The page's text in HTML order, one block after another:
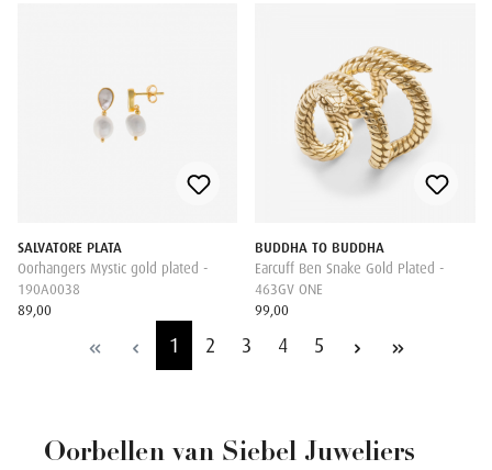
SALVATORE PLATA
Oorhangers Mystic gold plated -
190A0038
89,00
BUDDHA TO BUDDHA
Earcuff Ben Snake Gold Plated -
463GV ONE
99,00
1 2 3 4 5
Oorbellen van Siebel Juweliers